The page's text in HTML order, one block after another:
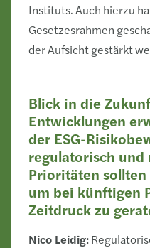
Instituts. Auch hierzu
Gesetzesrahmen
der Aufsicht gestärkt
Blick in die
Entwicklungen
der ESG-
regulatorisch und
Prioritäten
um bei künftigen
Zeitdruck zu
Nico Leidig: